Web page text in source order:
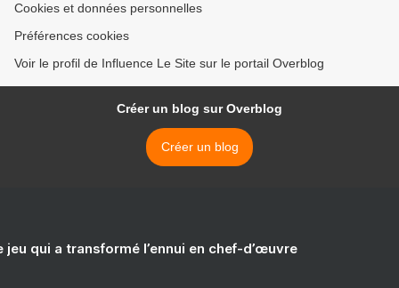
Cookies et données personnelles
Préférences cookies
Voir le profil de Influence Le Site sur le portail Overblog
Créer un blog sur Overblog
Créer un blog
jeu qui a transformé l’ennui en chef-d’œuvre